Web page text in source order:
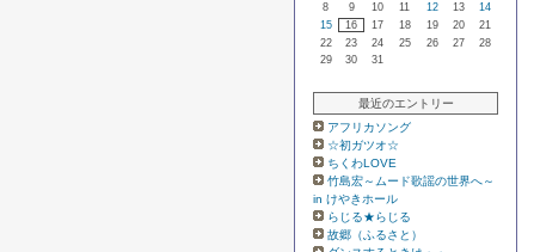
8
9 10 11 12 13
14
15
16 17 18 19 20
21
22
23 24 25 26 27
28
29
30 31
最近のエントリー
アフリカソング
☆初ガツオ☆
ちくわLOVE
竹島宏～ムード歌謡の世界へ～
in けやきホール
らじる★らじる
故郷（ふるさと）